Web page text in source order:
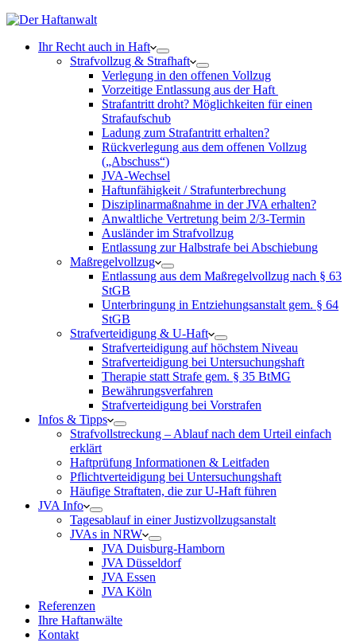
Ihr Recht auch in Haft
Strafvollzug & Strafhaft
Verlegung in den offenen Vollzug
Vorzeitige Entlassung aus der Haft
Strafantritt droht? Möglichkeiten für einen
Strafaufschub
Ladung zum Strafantritt erhalten?
Rückverlegung aus dem offenen Vollzug
(„Abschuss“)
JVA-Wechsel
Haftunfähigkeit / Strafunterbrechung
Disziplinarmaßnahme in der JVA erhalten?
Anwaltliche Vertretung beim 2/3-Termin
Ausländer im Strafvollzug
Entlassung zur Halbstrafe bei Abschiebung
Maßregelvollzug
Entlassung aus dem Maßregelvollzug nach § 63
StGB
Unterbringung in Entziehungsanstalt gem. § 64
StGB
Strafverteidigung & U-Haft
Strafverteidigung auf höchstem Niveau
Strafverteidigung bei Untersuchungshaft
Therapie statt Strafe gem. § 35 BtMG
Bewährungsverfahren
Strafverteidigung bei Vorstrafen
Infos & Tipps
Strafvollstreckung – Ablauf nach dem Urteil einfach
erklärt
Haftprüfung Informationen & Leitfaden
Pflichtverteidigung bei Untersuchungshaft
Häufige Straftaten, die zur U-Haft führen
JVA Info
Tagesablauf in einer Justizvollzugsanstalt
JVAs in NRW
JVA Duisburg-Hamborn
JVA Düsseldorf
JVA Essen
JVA Köln
Referenzen
Ihre Haftanwälte
Kontakt